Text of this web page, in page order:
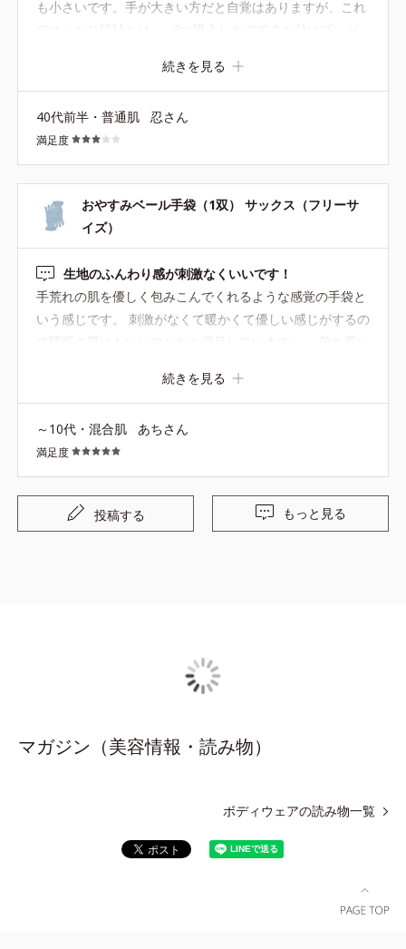
も小さいです。手が大きい方だと自覚はありますが、これ
心地はいいので、色は1種類で、指部分がもう1cm長いも
のを作ってほしいです。
続きを見る
40代前半・普通肌 忍さん
満足度
おやすみベール手袋（1双） サックス（フリーサ
イズ）
生地のふんわり感が刺激なくいいです！
手荒れの肌を優しく包みこんでくれるような感覚の手袋と
いう感じです。 刺激がなくて暖かくて優しい感じがするの
続きを見る
～10代・混合肌 あちさん
満足度
投稿する もっと見る
マガジン（美容情報・読み物）
ボディウェアの読み物一覧